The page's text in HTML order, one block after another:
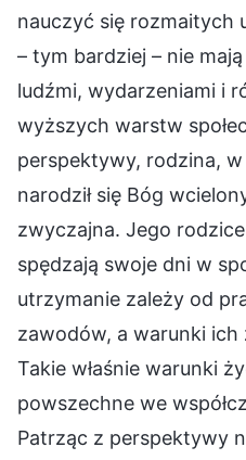
nauczyć się rozmaitych
– tym bardziej – nie
ludźmi, wydarzeniami i
wyższych warstw
perspektywy, rodzina,
narodził się Bóg
zwyczajna. Jego
spędzają swoje dni w
utrzymanie zależy od
zawodów, a warunki ich
Takie właśnie warunki
powszechne we
Patrząc z perspektywy